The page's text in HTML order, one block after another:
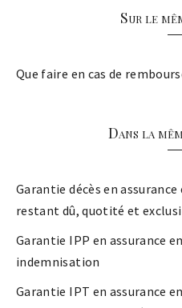
Sur le
Que faire en cas de
Dans la
Garantie décès en
restant dû, quotité et
Garantie IPP en assurance
indemnisation
Garantie IPT en assurance